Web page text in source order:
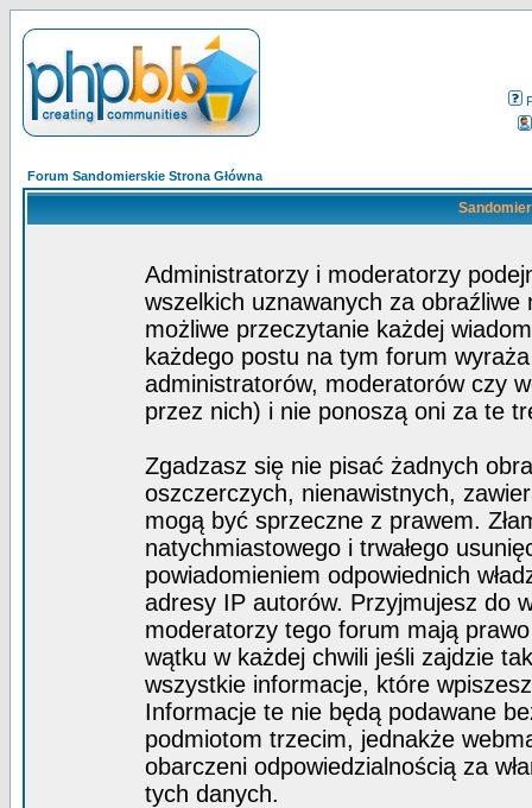
Forum Sandomierskie Strona Główna
Administratorzy i moderatorzy
wszelkich uznawanych za obraźliwe
możliwe przeczytanie każdej
każdego postu na tym forum
administratorów, moderatorów czy
przez nich) i nie ponoszą oni za te
Zgadzasz się nie pisać żadnych
oszczerczych, nienawistnych,
mogą być sprzeczne z prawem.
natychmiastowego i trwałego
powiadomieniem odpowiednich
adresy IP autorów. Przyjmujesz do
moderatorzy tego forum mają
wątku w każdej chwili jeśli zajdzie
wszystkie informacje, które
Informacje te nie będą podawane
podmiotom trzecim, jednakże
obarczeni odpowiedzialnością za
tych danych.